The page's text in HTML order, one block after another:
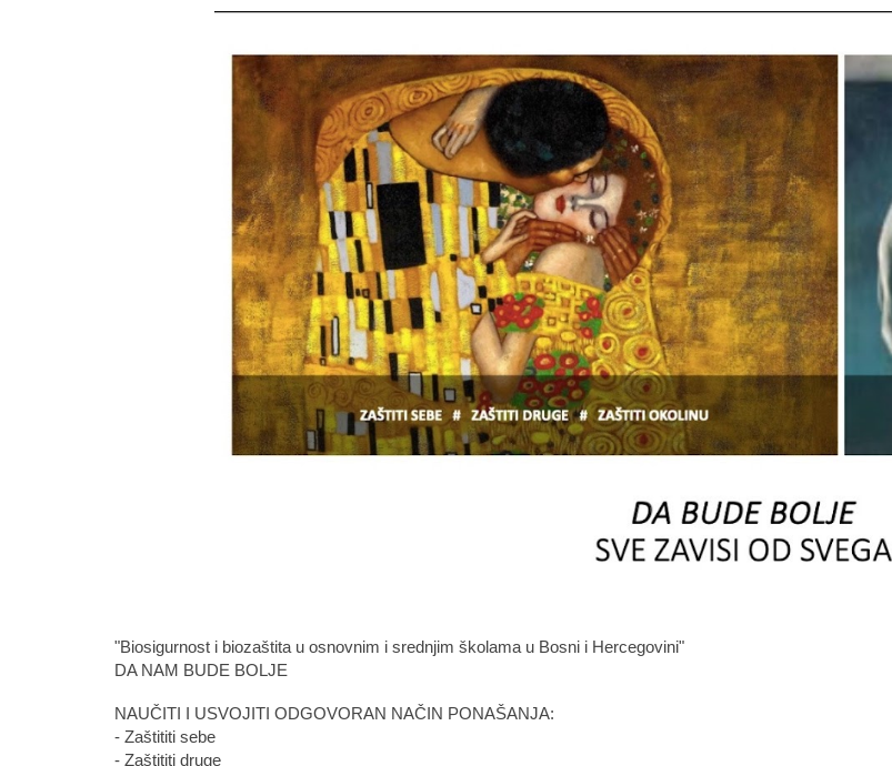
"Biosigurnost i biozaštita u osnovnim i srednjim školama u Bosni i Hercegovini"
DA NAM BUDE BOLJE
NAUČITI I USVOJITI ODGOVORAN NAČIN PONAŠANJA:
- Zaštititi sebe
- Zaštititi druge